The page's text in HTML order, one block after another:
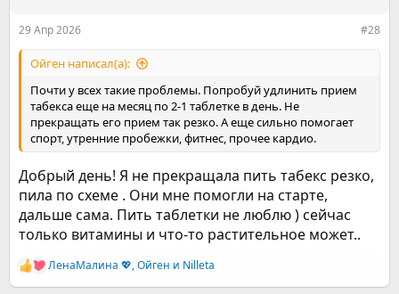
29 Апр 2026 #28
Ойген написал(а):
Почти у всех такие проблемы. Попробуй удлинить прием
табекса еще на месяц по 2-1 таблетке в день. Не
прекращать его прием так резко. А еще сильно помогает
спорт, утренние пробежки, фитнес, прочее кардио.
Добрый день! Я не прекращала пить табекс резко,
пила по схеме . Они мне помогли на старте,
дальше сама. Пить таблетки не люблю ) сейчас
только витамины и что-то растительное может..
Р
е
ЛенаМалина 💖,Ойген и Nilleta